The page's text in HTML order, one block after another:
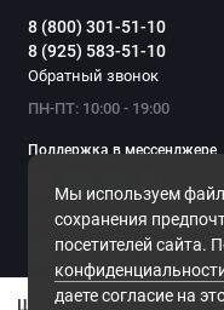
Мы используем
сохранения
посетителей сайта.
даете согласие на
8 (800) 301-51-10
8 (925) 583-51-10
Обратный звонок
ПН-ПТ: 10:00 - 19:00
Поддержка в мессенджере
Мы в сети